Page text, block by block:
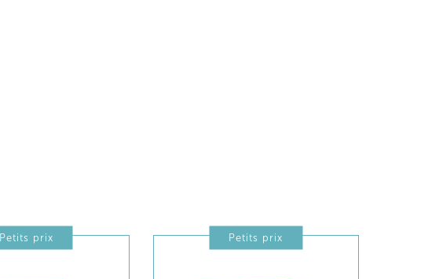
Petits prix Petits prix